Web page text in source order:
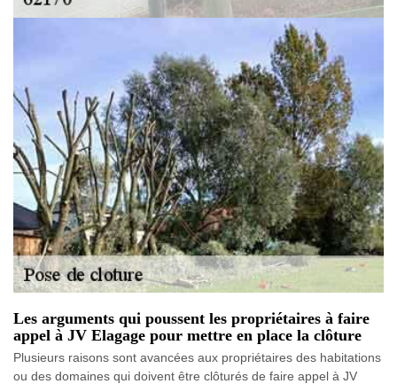
Les arguments qui poussent les propriétaires à faire
appel à JV Elagage pour mettre en place la clôture
Plusieurs raisons sont avancées aux propriétaires des habitations
ou des domaines qui doivent être clôturés de faire appel à JV